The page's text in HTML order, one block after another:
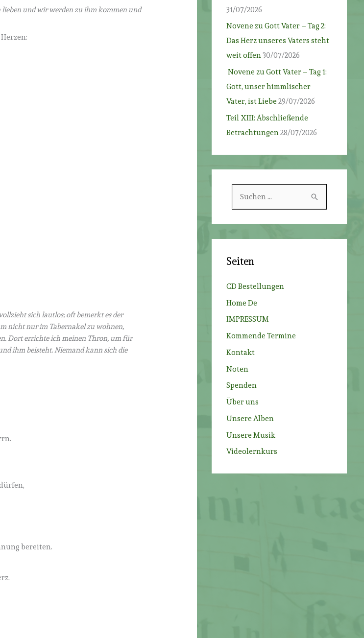
und wir werden zu ihm kommen und
sich lautlos; oft bemerkt es der
nicht nur im Tabernakel zu wohnen,
Dort errichte ich meinen Thron, um für
ihm beisteht. Niemand kann sich die
bereiten.
31/07/2026
Novene zu Gott Vater – Tag 2:
Das Herz unseres Vaters steht
weit offen30/07/2026
Novene zu Gott Vater – Tag 1:
Gott, unser himmlischer
Vater, ist Liebe 29/07/2026
Teil XIII: Abschließende
Betrachtungen28/07/2026
n
h
:
Seiten
CD Bestellungen
Home De
IMPRESSUM
Kommende Termine
Kontakt
Noten
Spenden
Über uns
Unsere Alben
Unsere Musik
Videolernkurs